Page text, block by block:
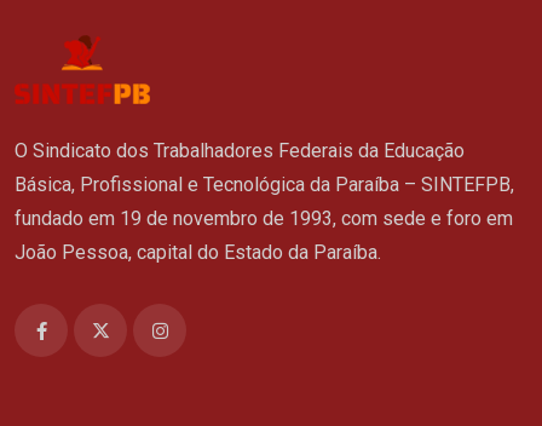
O Sindicato dos Trabalhadores Federais da Educação
Básica, Profissional e Tecnológica da Paraíba – SINTEFPB,
fundado em 19 de novembro de 1993, com sede e foro em
João Pessoa, capital do Estado da Paraíba.